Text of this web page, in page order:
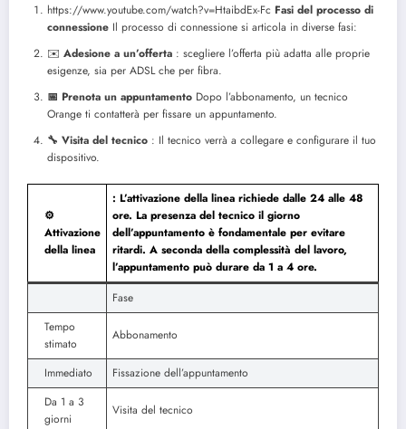
https://www.youtube.com/watch?v=HtaibdEx-Fc Fasi del processo di
connessione Il processo di connessione si articola in diverse fasi:
✉️ Adesione a un’offerta : scegliere l’offerta più adatta alle proprie
esigenze, sia per ADSL che per fibra.
📅 Prenota un appuntamento Dopo l’abbonamento, un tecnico
Orange ti contatterà per fissare un appuntamento.
🔧 Visita del tecnico : Il tecnico verrà a collegare e configurare il tuo
dispositivo.
⚙️
Attivazione
della linea
: L’attivazione della linea richiede dalle 24 alle 48
ore. La presenza del tecnico il giorno
dell’appuntamento è fondamentale per evitare
ritardi. A seconda della complessità del lavoro,
l’appuntamento può durare da 1 a 4 ore.
Fase
Tempo
stimato
Abbonamento
Immediato
Fissazione dell’appuntamento
Da 1 a 3
giorni
Visita del tecnico